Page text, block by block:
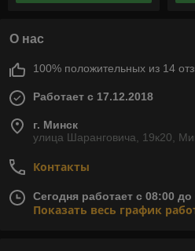
О нас
100% положительных из 14
Работает с 17.12.2018
г. Минск
улица Шаранговича, 19к20,
Контакты
Сегодня работает с 08:00 до
Показать весь график